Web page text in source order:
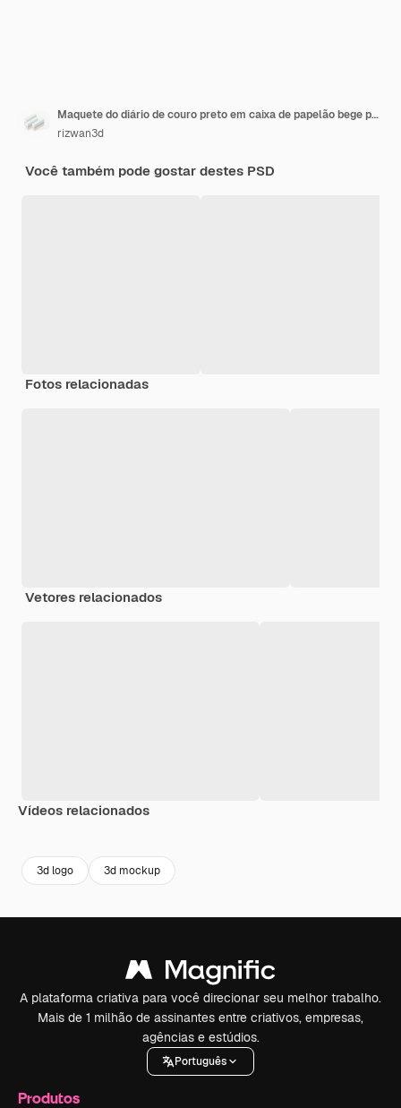
Maquete do diário de couro preto em caixa de papelão bege para logotipo e apresentação da marca 3D render
rizwan3d
Você também pode gostar destes PSD
Fotos relacionadas
Vetores relacionados
Vídeos relacionados
3d logo 3d mockup
A plataforma criativa para você direcionar seu melhor trabalho.
Mais de 1 milhão de assinantes entre criativos, empresas,
agências e estúdios.
Português
Produtos